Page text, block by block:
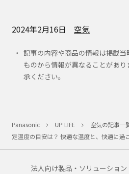
2024年2月16日 空気
記事の内容や商品の情報は掲載
ものから情報が異なることがあ
承ください。
Panasonic UP LIFE 空気の記事一
定温度の目安は？ 快適な温度と、快適に過
法人向け製品・ソリューション